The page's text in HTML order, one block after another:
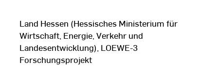
Land Hessen (Hessisches Ministerium für
Wirtschaft, Energie, Verkehr und
Landesentwicklung), LOEWE-3
Forschungsprojekt
Zur Übersicht der
Forschungsprojekte der
HSRM